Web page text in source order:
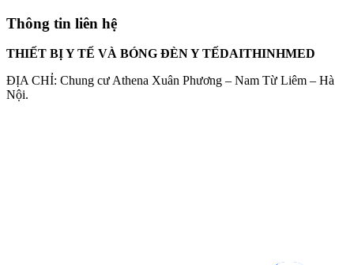
Thông tin liên hệ
THIẾT BỊ Y TẾ VÀ BÓNG ĐÈN Y TẾDAITHINHMED
ĐỊA CHỈ: Chung cư Athena Xuân Phương – Nam Từ Liêm – Hà
Nội.